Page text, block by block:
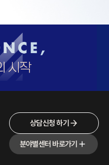
상담신청 하기
분야별센터 바로가기